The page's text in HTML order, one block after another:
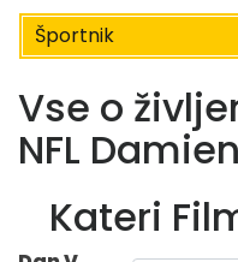
Športnik
Vse o
NFL
Kateri